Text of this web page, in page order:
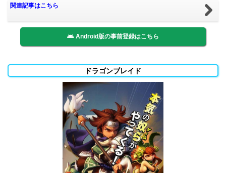
関連記事はこちら
Android版の事前登録はこちら
ドラゴンブレイド